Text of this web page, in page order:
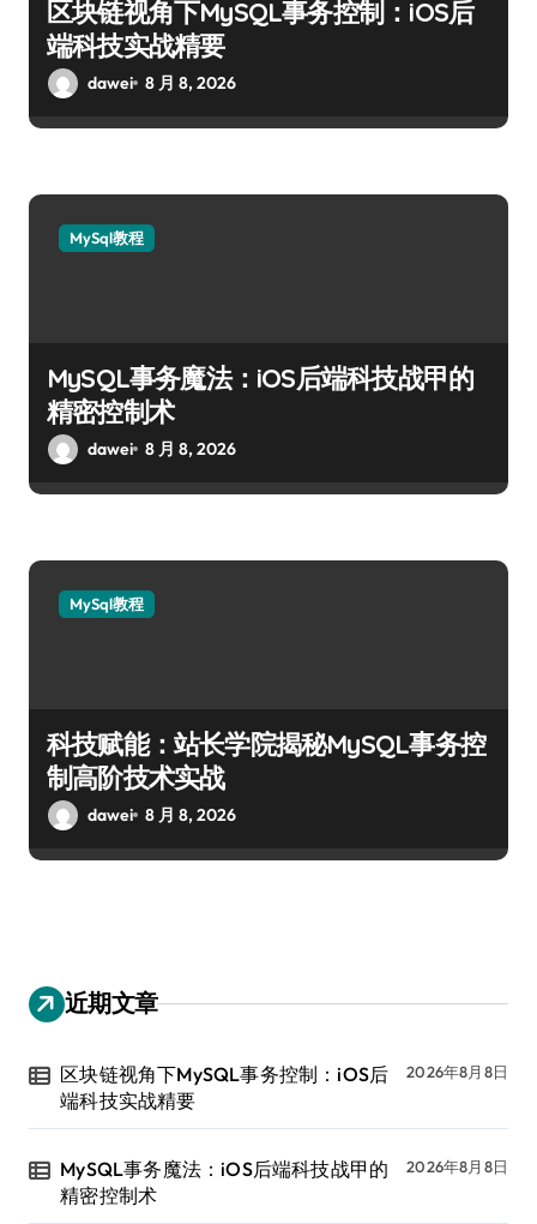
区块链视角下MySQL事务控制：iOS后
端科技实战精要
dawei 8 月 8, 2026
MySql教程
MySQL事务魔法：iOS后端科技战甲的
精密控制术
dawei 8 月 8, 2026
MySql教程
科技赋能：站长学院揭秘MySQL事务控
制高阶技术实战
dawei 8 月 8, 2026
近期文章
区块链视角下MySQL事务控制：iOS后
端科技实战精要
2026年8月8日
MySQL事务魔法：iOS后端科技战甲的
精密控制术
2026年8月8日